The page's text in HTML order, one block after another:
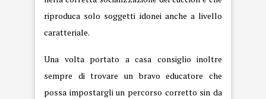
riproduca solo soggetti idonei anche a livello
caratteriale.
Una volta portato a casa consiglio inoltre
sempre di trovare un bravo educatore che
possa impostargli un percorso corretto sin da